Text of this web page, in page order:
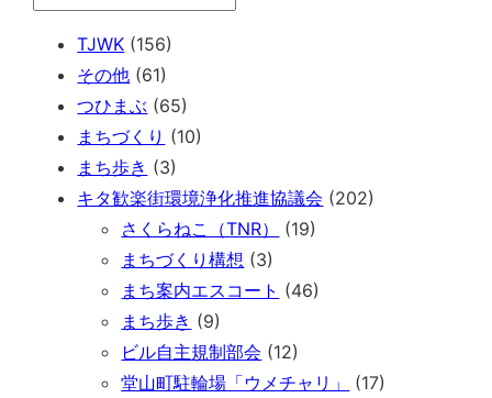
TJWK (156)
その他 (61)
つひまぶ (65)
まちづくり (10)
まち歩き (3)
キタ歓楽街環境浄化推進協議会 (202)
さくらねこ（TNR）
(19)
まちづくり構想 (3)
まち案内エスコート (46)
まち歩き (9)
ビル自主規制部会 (12)
堂山町駐輪場「ウメチャリ」
(17)